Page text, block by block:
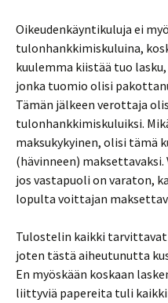
Oikeudenkäyntikuluja ei
tulonhankkimiskuluina,
kuulemma kiistää tuo
jonka tuomio olisi
Tämän jälkeen verottaja
tulonhankkimiskuluiksi.
maksukykyinen, olisi tämä
(hävinneen)
jos vastapuoli on varaton,
lopulta voittajan
Tulostelin kaikki
joten tästä aiheutunutta
En myöskään koskaan
liittyviä papereita tuli